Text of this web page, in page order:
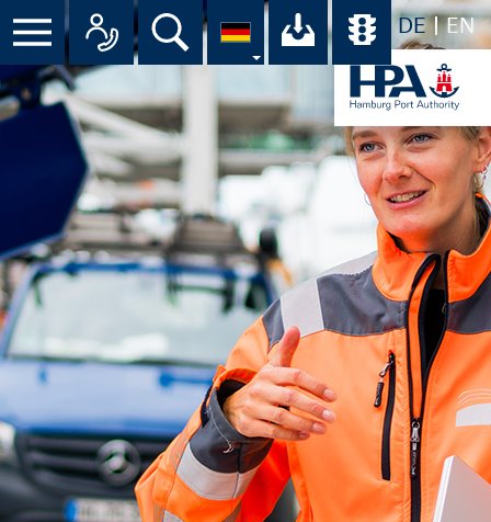
DE EN
Menü Alle Ansprechpartner im
Suche Ihr Download-